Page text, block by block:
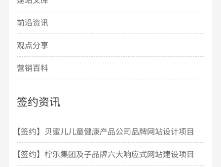
前沿资讯
观点分享
营销百科
签约资讯
【签约】贝蜜儿儿童健康产品公司品牌网站设计项目
开发
【签约】柠乐集团及子品牌六大响应式网站建设项目